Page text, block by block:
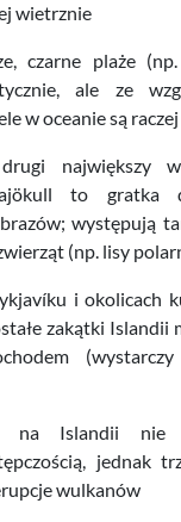
wietrznie
czarne plaże
ale ze
w oceanie są
największy
to gratka
występują
(np. lisy
i okolicach
zakątki Islandii
na Islandii nie
jednak
wulkanów